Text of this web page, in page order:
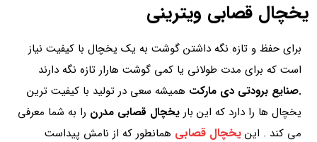
یخچال قصابی ویترینی
برای حفظ و تازه نگه داشتن گوشت به یک یخچال با کیفیت نیاز
است که برای مدت طولانی یا کمی گوشت هارار تازه نگه دارند
.صنایع برودتی دی مارکت همیشه سعی در تولید با کیفیت ترین
یخچال ها را دارد که این بار یخچال قصابی مدرن را به شما معرفی
می کند . این یخچال قصابی همانطور که از نامش پیداست